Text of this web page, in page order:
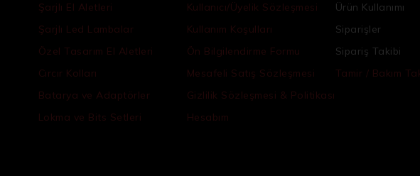
Şarjlı El Aletleri
Şarjlı Led Lambalar
Özel Tasarım El Aletleri
Cırcır Kolları
Batarya ve Adaptörler
Lokma ve Bits Setleri
Kullanıcı/Üyelik Sözleşmesi
Kullanım Koşulları
Ön Bilgilendirme Formu
Mesafeli Satış Sözleşmesi
Gizlilik Sözleşmesi & Politikası
Hesabım
Ürün Kullanımı
Siparişler
Sipariş Takibi
Tamir / Bakım